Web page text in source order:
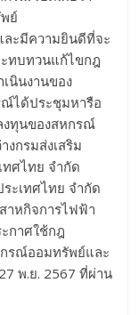
ย์
ละมีความยินดีที่จะ
ทบทวนแก้ไขกฎ
นินงานของ
ได้ประชุมหารือ
งทุนของสหกรณ์
กรมส่งเสริม
ศไทย จำกัด
ะเทศไทย จำกัด
าหกิจการไฟฟ้า
กาศใช้กฎ
กรณ์ออมทรัพย์และ
พ.ย. 2567 ที่ผ่าน